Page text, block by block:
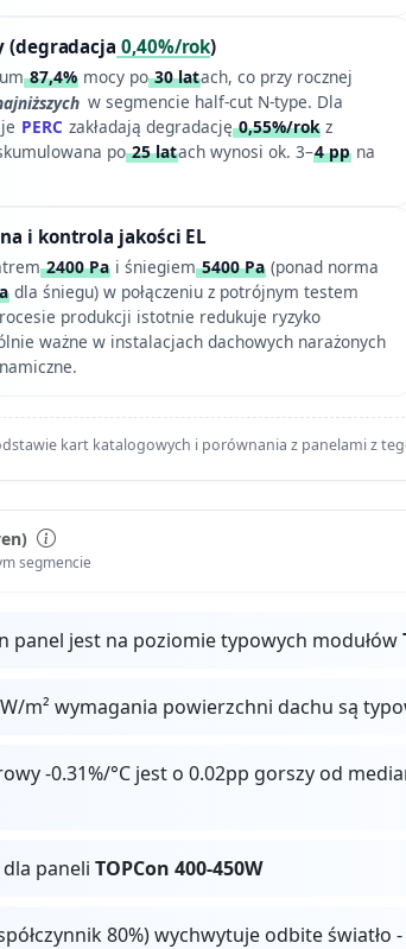
(degradacja 0,40%/rok)
87,4%mocy po30 latach, co przy rocznej
w segmencie half-cut N-type. Dla
PERC zakładają degradację0,55%/rokz
po25 latach wynosi ok. 3–4 ppna
i kontrola jakości EL
2400 Pai śniegiem5400 Pa(ponad norma
dla śniegu) w połączeniu z potrójnym testem
produkcji istotnie redukuje ryzyko
ważne w instalacjach dachowych narażonych
kart katalogowych i porównania z panelami z
segmencie
panel jest na poziomie typowych modułów
m² wymagania powierzchni dachu są
-0.31%/°C jest o 0.02pp gorszy od
dla paneliTOPCon 400-450W
80%) wychwytuje odbite światło